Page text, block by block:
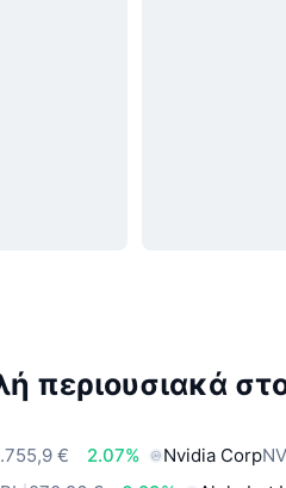
περιουσιακά
€ 2.07% Nvidia Corp